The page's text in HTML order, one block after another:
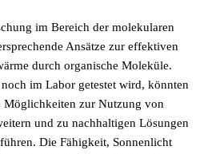
im Bereich der molekularen
Ansätze zur effektiven
durch organische Moleküle.
im Labor getestet wird, könnten
Möglichkeiten zur Nutzung von
und zu nachhaltigen Lösungen
Die Fähigkeit, Sonnenlicht